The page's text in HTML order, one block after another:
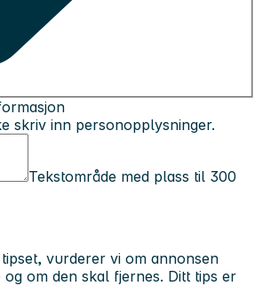
skriv inn personopplysninger.
Tekstområde med plass til 300
vurderer vi om annonsen
om den skal fjernes. Ditt tips er